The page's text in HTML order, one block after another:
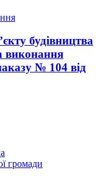
будівництва
виконання
№ 104 від
громади